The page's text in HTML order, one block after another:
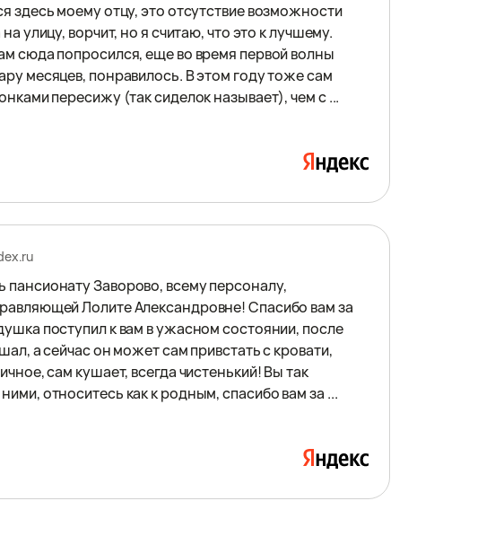
здесь моему отцу, это отсутствие возможности
улицу, ворчит, но я считаю, что это к лучшему.
сюда пoпросился, еще во время первой волны
месяцев, понравилoсь. В этом году тоже сам
пересижу (так сиделок называет), чем с ...
пансионату Заворово, всему персоналу,
Лолите Александровне! Спасибо вам за
поступил к вам в ужасном состоянии, после
а сейчас он может сам привстать с кровати,
сам кушает, всегда чистенький! Вы так
относитесь как к родным, спасибо вам за ...